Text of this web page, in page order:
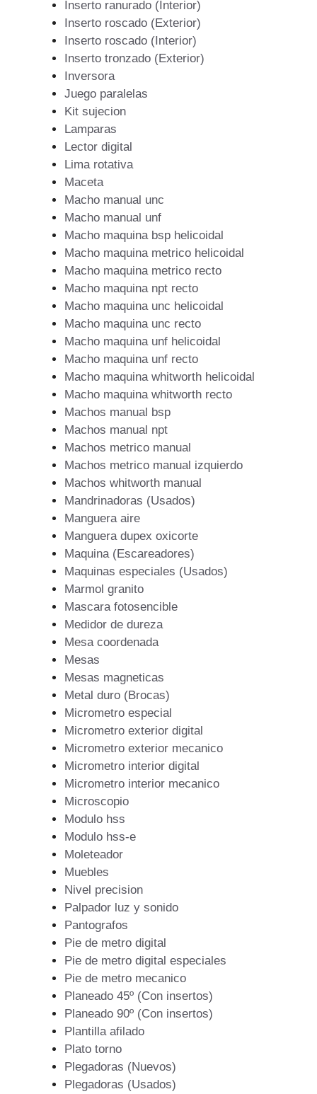
Inserto ranurado (Interior)
Inserto roscado (Exterior)
Inserto roscado (Interior)
Inserto tronzado (Exterior)
Inversora
Juego paralelas
Kit sujecion
Lamparas
Lector digital
Lima rotativa
Maceta
Macho manual unc
Macho manual unf
Macho maquina bsp helicoidal
Macho maquina metrico helicoidal
Macho maquina metrico recto
Macho maquina npt recto
Macho maquina unc helicoidal
Macho maquina unc recto
Macho maquina unf helicoidal
Macho maquina unf recto
Macho maquina whitworth helicoidal
Macho maquina whitworth recto
Machos manual bsp
Machos manual npt
Machos metrico manual
Machos metrico manual izquierdo
Machos whitworth manual
Mandrinadoras (Usados)
Manguera aire
Manguera dupex oxicorte
Maquina (Escareadores)
Maquinas especiales (Usados)
Marmol granito
Mascara fotosencible
Medidor de dureza
Mesa coordenada
Mesas
Mesas magneticas
Metal duro (Brocas)
Micrometro especial
Micrometro exterior digital
Micrometro exterior mecanico
Micrometro interior digital
Micrometro interior mecanico
Microscopio
Modulo hss
Modulo hss-e
Moleteador
Muebles
Nivel precision
Palpador luz y sonido
Pantografos
Pie de metro digital
Pie de metro digital especiales
Pie de metro mecanico
Planeado 45º (Con insertos)
Planeado 90º (Con insertos)
Plantilla afilado
Plato torno
Plegadoras (Nuevos)
Plegadoras (Usados)